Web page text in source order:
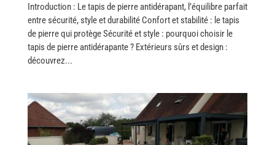
Introduction : Le tapis de pierre antidérapant, l’équilibre parfait
entre sécurité, style et durabilité Confort et stabilité : le tapis
de pierre qui protège Sécurité et style : pourquoi choisir le
tapis de pierre antidérapante ? Extérieurs sûrs et design :
découvrez...